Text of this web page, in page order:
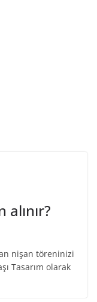
nişan töreninizi
Tasarım olarak